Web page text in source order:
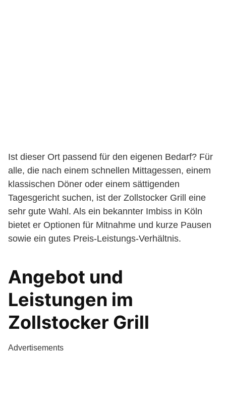
Ist dieser Ort passend für den eigenen Bedarf? Für
alle, die nach einem schnellen Mittagessen, einem
klassischen Döner oder einem sättigenden
Tagesgericht suchen, ist der Zollstocker Grill eine
sehr gute Wahl. Als ein bekannter Imbiss in Köln
bietet er Optionen für Mitnahme und kurze Pausen
sowie ein gutes Preis-Leistungs-Verhältnis.
Angebot und
Leistungen im
Zollstocker Grill
Advertisements